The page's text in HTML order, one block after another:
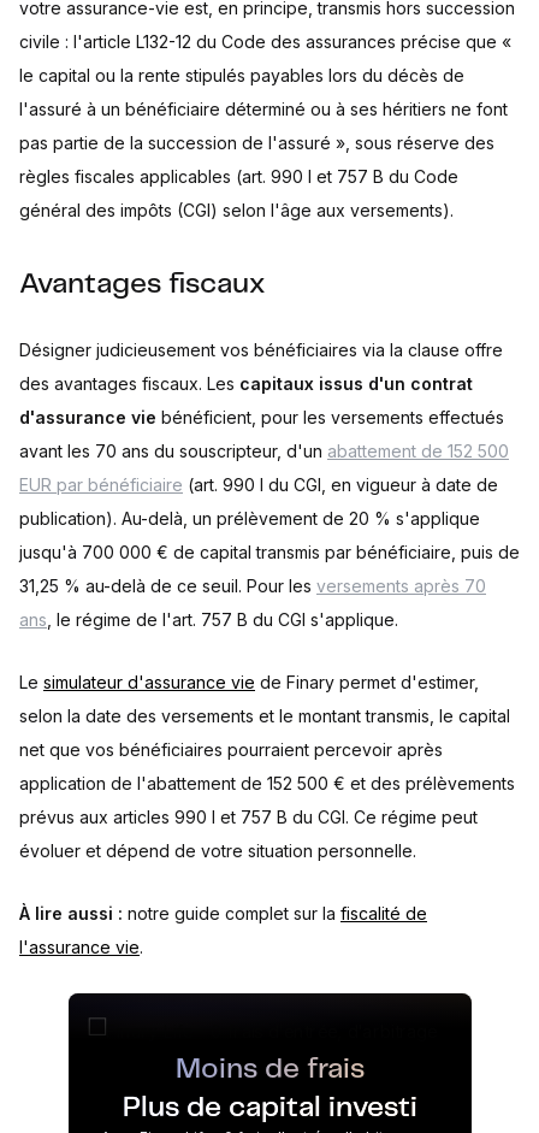
votre assurance-vie est, en principe, transmis hors succession
civile : l'article L132-12 du Code des assurances précise que «
le capital ou la rente stipulés payables lors du décès de
l'assuré à un bénéficiaire déterminé ou à ses héritiers ne font
pas partie de la succession de l'assuré », sous réserve des
règles fiscales applicables (art. 990 I et 757 B du Code
général des impôts (CGI) selon l'âge aux versements).
Avantages fiscaux
Désigner judicieusement vos bénéficiaires via la clause offre
des avantages fiscaux. Les capitaux issus d'un contrat
d'assurance vie bénéficient, pour les versements effectués
avant les 70 ans du souscripteur, d'un abattement de 152 500
EUR par bénéficiaire (art. 990 I du CGI, en vigueur à date de
publication). Au-delà, un prélèvement de 20 % s'applique
jusqu'à 700 000 € de capital transmis par bénéficiaire, puis de
31,25 % au-delà de ce seuil. Pour les versements après 70
ans , le régime de l'art. 757 B du CGI s'applique.
Le simulateur d'assurance vie de Finary permet d'estimer,
selon la date des versements et le montant transmis, le capital
net que vos bénéficiaires pourraient percevoir après
application de l'abattement de 152 500 € et des prélèvements
prévus aux articles 990 I et 757 B du CGI. Ce régime peut
évoluer et dépend de votre situation personnelle.
À lire aussi : notre guide complet sur la fiscalité de
l'assurance vie.
Moins de frais
Plus de capital investi